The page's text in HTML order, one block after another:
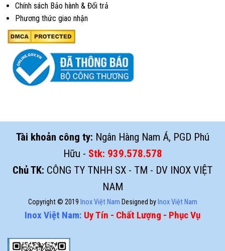
Chính sách Bảo hành & Đổi trả
Phương thức giao nhận
Tài khoản công ty: Ngân Hàng Nam Á, PGD Phú
Hữu - Stk: 939.578.578
Chủ TK: CÔNG TY TNHH SX - TM - DV INOX VIỆT
NAM
Copyright © 2019 Inox Việt Nam Designed by Inox Việt Nam
Inox Việt Nam: Uy Tín - Chất Lượng - Phục Vụ